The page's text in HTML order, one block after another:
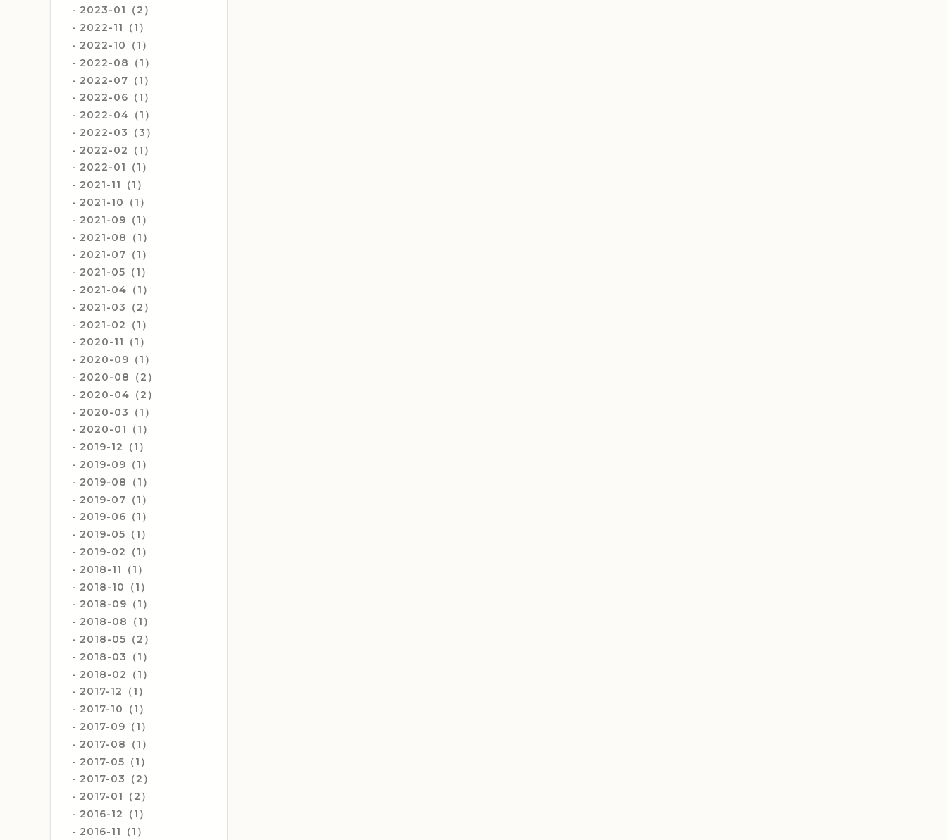
2023-01（2）
2022-11（1）
2022-10（1）
2022-08（1）
2022-07（1）
2022-06（1）
2022-04（1）
2022-03（3）
2022-02（1）
2022-01（1）
2021-11（1）
2021-10（1）
2021-09（1）
2021-08（1）
2021-07（1）
2021-05（1）
2021-04（1）
2021-03（2）
2021-02（1）
2020-11（1）
2020-09（1）
2020-08（2）
2020-04（2）
2020-03（1）
2020-01（1）
2019-12（1）
2019-09（1）
2019-08（1）
2019-07（1）
2019-06（1）
2019-05（1）
2019-02（1）
2018-11（1）
2018-10（1）
2018-09（1）
2018-08（1）
2018-05（2）
2018-03（1）
2018-02（1）
2017-12（1）
2017-10（1）
2017-09（1）
2017-08（1）
2017-05（1）
2017-03（2）
2017-01（2）
2016-12（1）
2016-11（1）